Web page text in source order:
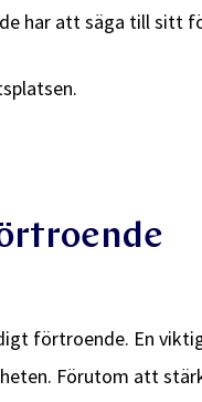
har att säga till sitt
förtroende. En
Förutom att